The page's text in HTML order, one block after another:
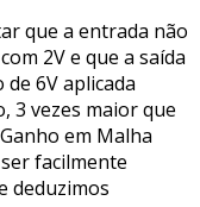
que a entrada não
2V e que a saída
6V aplicada
3 vezes maior que
em Malha
facilmente
deduzimos